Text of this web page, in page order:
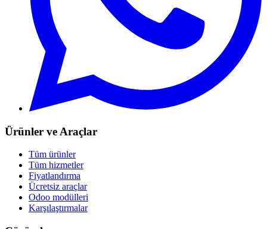
Ürünler ve Araçlar
Tüm ürünler
Tüm hizmetler
Fiyatlandırma
Ücretsiz araçlar
Odoo modülleri
Karşılaştırmalar